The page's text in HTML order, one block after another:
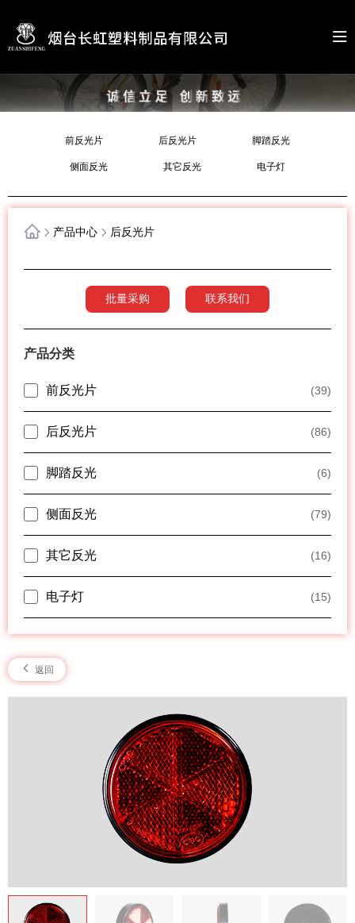
前反光片 后反光片 脚踏反光
侧面反光 其它反光 电子灯
产品中心 后反光片
批量采购 联系我们
产品分类
前反光片 (39)
后反光片 (86)
脚踏反光 (6)
侧面反光 (79)
其它反光 (16)
电子灯 (15)
返回